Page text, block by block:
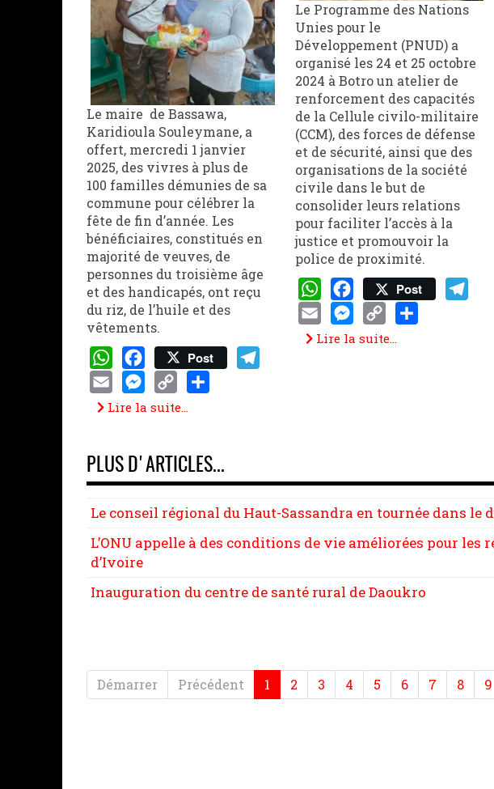
Le maire de Bassawa,
Karidioula Souleymane, a
offert, mercredi 1 janvier
2025, des vivres à plus de
100 familles démunies de sa
commune pour célébrer la
fête de fin d’année. Les
bénéficiaires, constitués en
majorité de veuves, de
personnes du troisième âge
et des handicapés, ont reçu
du riz, de l’huile et des
vêtements.
WhatsApp
Facebook
Post
EmailMessenger
Copy
Lire la suite...
Le Programme des Nations
Unies pour le
Développement (PNUD) a
organisé les 24 et 25 octobre
2024 à Botro un atelier de
renforcement des capacités
de la Cellule civilo-militaire
(CCM), des forces de défense
et de sécurité, ainsi que des
organisations de la société
civile dans le but de
consolider leurs relations
pour faciliter l’accès à la
justice et promouvoir la
police de proximité.
WhatsApp
Facebook
Post
EmailMessenger
Copy
Lire la suite...
PLUS D'ARTICLES...
Le conseil régional du Haut-Sassandra en tournée dans le
L’ONU appelle à des conditions de vie améliorées pour les
d’Ivoire
Inauguration du centre de santé rural de Daoukro
Démarrer Précédent 1 2 3 4 5 6 7 8 9